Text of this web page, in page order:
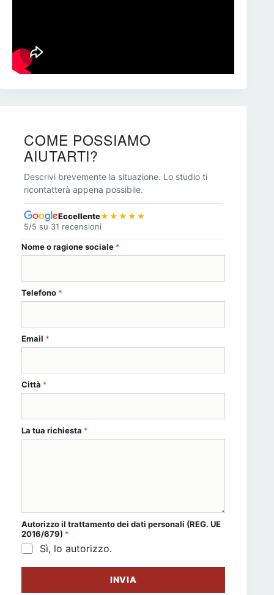
COME POSSIAMO
AIUTARTI?
Descrivi brevemente la situazione. Lo studio ti
ricontatterà appena possibile.
Eccellente★★★★★
5/5 su 31 recensioni
Nome o ragione sociale *
Telefono *
* Nome o
Email *
Città *
La tua richiesta *
Autorizzo il trattamento dei dati personali (REG. UE
2016/679) *
Sì, lo autorizzo.
INVIA